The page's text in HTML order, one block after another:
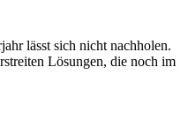
lässt sich nicht nachholen.
Lösungen, die noch im